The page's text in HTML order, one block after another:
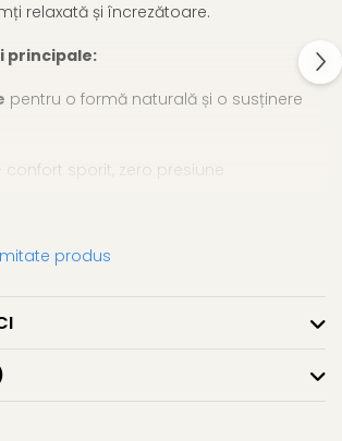
relaxată și încrezătoare.
principale:
pentru o formă naturală și o susținere
– confort sporit, zero presiune
lată din plastic
, pentru un fit personalizat
cu 3 rânduri de capse pentru
produs